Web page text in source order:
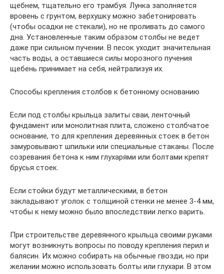
щебнем, тщательно его трамбуя. Лунка заполняется
вровень с грунтом, верхушку можно забетонировать
(чтобы осадки не стекали), но не проливать до самого
дна. Установленные таким образом столбы не ведет
даже при сильном пучении. В песок уходит значительная
часть воды, а оставшиеся силы морозного пучения
щебень принимает на себя, нейтрализуя их.
Способы крепления столбов к бетонному основанию
Если под столбы крыльца залиты сваи, ленточный
фундамент или монолитная плита, сложено столбчатое
основание, то для крепления деревянных стоек в бетон
замуровывают шпильки или специальные стаканы. После
созревания бетона к ним глухарями или болтами крепят
брусья стоек.
Если стойки будут металлическими, в бетон
закладывают уголок с толщиной стенки не менее 3-4 мм,
чтобы к нему можно было впоследствии легко варить.
При строительстве деревянного крыльца своими руками
могут возникнуть вопросы по поводу крепления перил и
балясин. Их можно собирать на обычные гвозди, но при
желании можно использовать болты или глухари. В этом